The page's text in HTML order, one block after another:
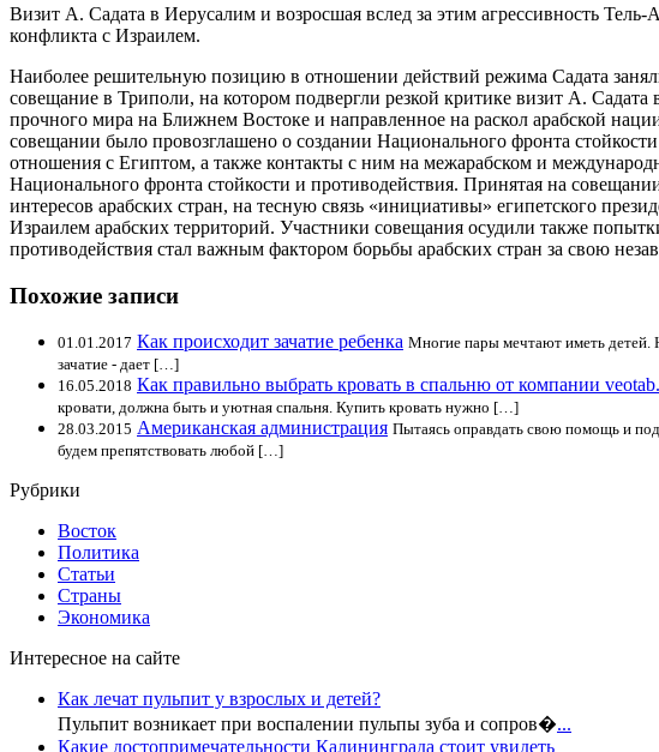
Визит А. Садата в Иерусалим и возросшая вслед за этим агрессивность
конфликта с Израилем.
Наиболее решительную позицию в отношении действий режима Садата
совещание в Триполи, на котором подвергли резкой критике визит А.
прочного мира на Ближнем Востоке и направленное на раскол арабской
совещании было провозглашено о создании Национального фронта
отношения с Египтом, а также контакты с ним на межарабском и
Национального фронта стойкости и противодействия. Принятая на
интересов арабских стран, на тесную связь «инициативы» египетского
Израилем арабских территорий. Участники совещания осудили также
противодействия стал важным фактором борьбы арабских стран за свою
Похожие записи
01.01.2017 Как происходит зачатие ребенка Многие пары мечтают иметь детей.
зачатие - дает […]
16.05.2018 Как правильно выбрать кровать в спальню от компании
кровати, должна быть и уютная спальня. Купить кровать нужно […]
28.03.2015 Американская администрация Пытаясь оправдать свою помощь и
будем препятствовать любой […]
Рубрики
Восток
Политика
Статьи
Страны
Экономика
Интересное на сайте
Как лечат пульпит у взрослых и детей?
Пульпит возникает при воспалении пульпы зуба и сопров�...
Какие достопримечательности Калининграда стоит увидеть